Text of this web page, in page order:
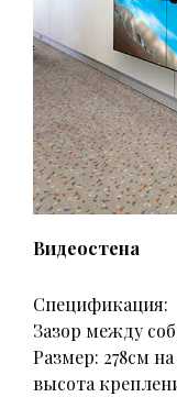
Видеостена
Спецификация:
Зазор между
Размер: 278см на
высота